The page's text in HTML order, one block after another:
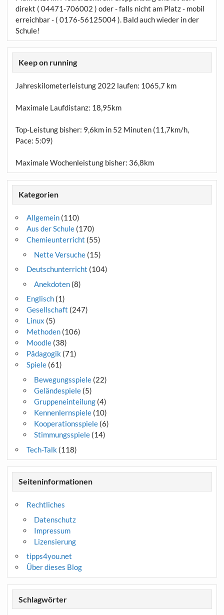
direkt ( 04471-706002 ) oder - falls nicht am Platz - mobil
erreichbar - ( 0176-56125004 ). Bald auch wieder in der
Schule!
Keep on running
Jahreskilometerleistung 2022 laufen: 1065,7 km
Maximale Laufdistanz: 18,95km
Top-Leistung bisher: 9,6km in 52 Minuten (11,7km/h,
Pace: 5:09)
Maximale Wochenleistung bisher: 36,8km
Kategorien
Allgemein(110)
Aus der Schule(170)
Chemieunterricht (55)
Nette Versuche(15)
Deutschunterricht (104)
Anekdoten(8)
Englisch(1)
Gesellschaft (247)
Linux (5)
Methoden(106)
Moodle(38)
Pädagogik (71)
Spiele(61)
Bewegungsspiele(22)
Geländespiele(5)
Gruppeneinteilung(4)
Kennenlernspiele(10)
Kooperationsspiele(6)
Stimmungsspiele(14)
Tech-Talk (118)
Seiteninformationen
Rechtliches
Datenschutz
Impressum
Lizensierung
tipps4you.net
Über dieses Blog
Schlagwörter